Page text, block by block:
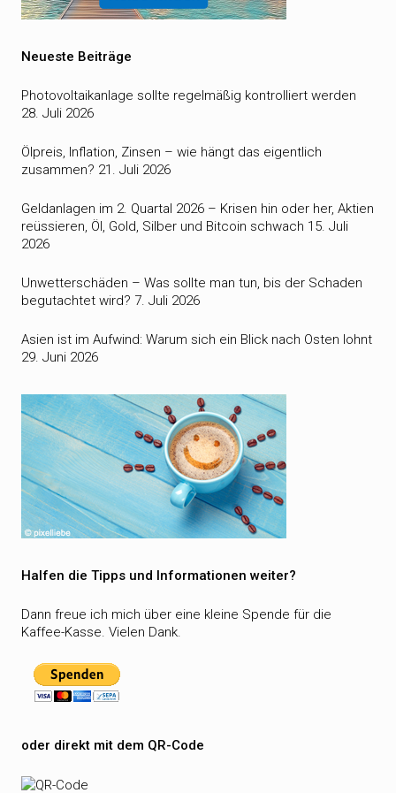
Neueste Beiträge
Photovoltaikanlage sollte regelmäßig kontrolliert werden
28. Juli 2026
Ölpreis, Inflation, Zinsen – wie hängt das eigentlich
zusammen? 21. Juli 2026
Geldanlagen im 2. Quartal 2026 – Krisen hin oder her, Aktien
reüssieren, Öl, Gold, Silber und Bitcoin schwach 15. Juli
2026
Unwetterschäden – Was sollte man tun, bis der Schaden
begutachtet wird? 7. Juli 2026
Asien ist im Aufwind: Warum sich ein Blick nach Osten lohnt
29. Juni 2026
Halfen die Tipps und Informationen weiter?
Dann freue ich mich über eine kleine Spende für die
Kaffee-Kasse. Vielen Dank.
oder direkt mit dem QR-Code